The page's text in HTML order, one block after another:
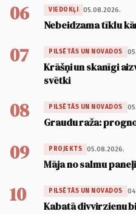
06 VIEDOKĻI 05.08.2026.
Nebeidzama tīklu
07 PILSĒTĀS UN NOVADOS
Krāšņi un skanīgi
svētki
08 PILSĒTĀS UN NOVADOS
Graudu raža:
09 PROJEKTS 05.08.2026.
Māja no salmu
10 PILSĒTĀS UN NOVADOS
Kabatā divvirzienu